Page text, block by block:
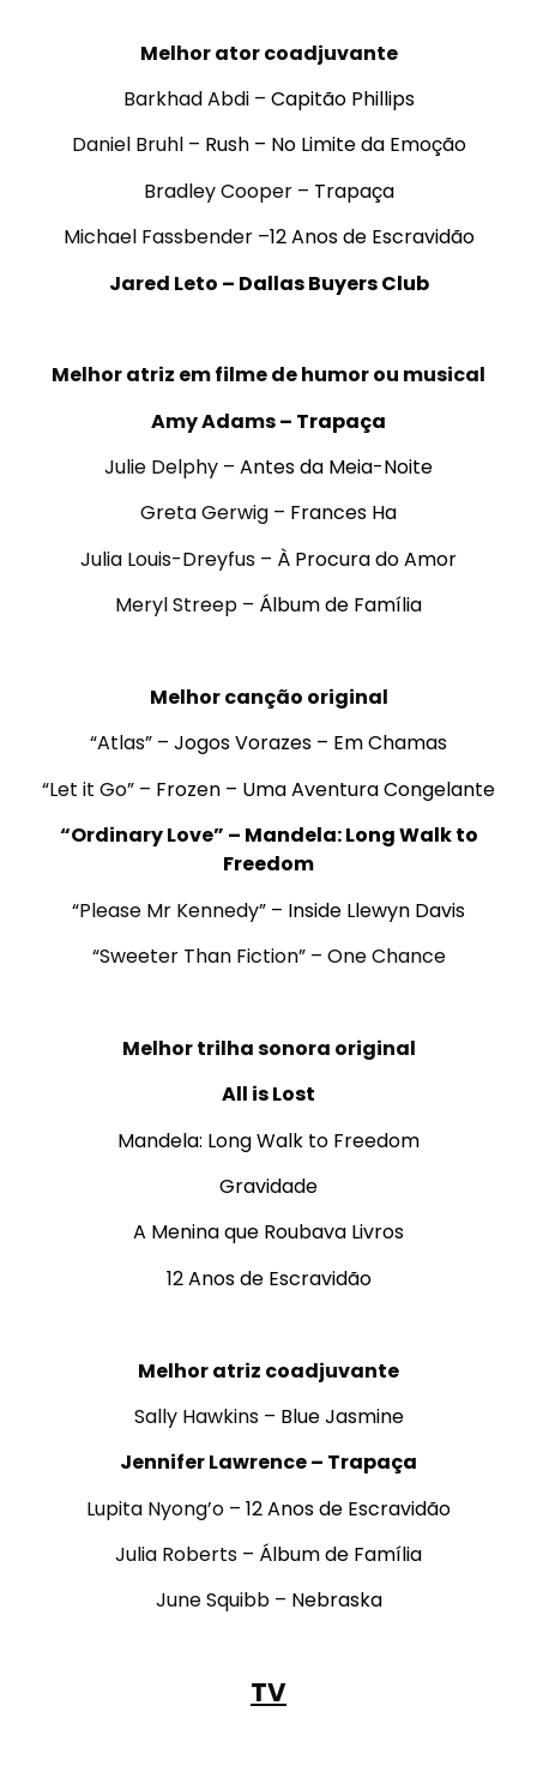
Melhor ator coadjuvante
Barkhad Abdi – Capitão Phillips
Daniel Bruhl – Rush – No Limite da Emoção
Bradley Cooper – Trapaça
Michael Fassbender –12 Anos de Escravidão
Jared Leto – Dallas Buyers Club
Melhor atriz em filme de humor ou musical
Amy Adams – Trapaça
Julie Delphy – Antes da Meia-Noite
Greta Gerwig – Frances Ha
Julia Louis-Dreyfus – À Procura do Amor
Meryl Streep – Álbum de Família
Melhor canção original
“Atlas” – Jogos Vorazes – Em Chamas
“Let it Go” – Frozen – Uma Aventura Congelante
“Ordinary Love” – Mandela: Long Walk to
Freedom
“Please Mr Kennedy” – Inside Llewyn Davis
“Sweeter Than Fiction” – One Chance
Melhor trilha sonora original
All is Lost
Mandela: Long Walk to Freedom
Gravidade
A Menina que Roubava Livros
12 Anos de Escravidão
Melhor atriz coadjuvante
Sally Hawkins – Blue Jasmine
Jennifer Lawrence – Trapaça
Lupita Nyong’o – 12 Anos de Escravidão
Julia Roberts – Álbum de Família
June Squibb – Nebraska
TV